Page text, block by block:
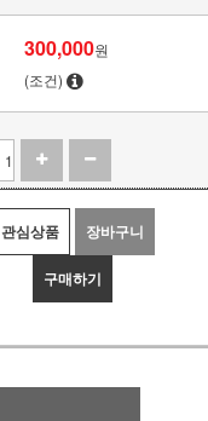
300,000원
(조건)
관심상품 장바구니
구매하기